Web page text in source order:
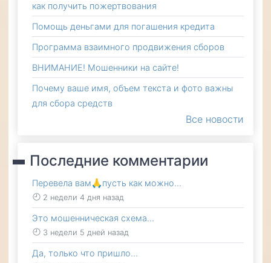
как получить пожертвования
Помощь деньгами для погашения кредита
Программа взаимного продвижения сборов
ВНИМАНИЕ! Мошенники на сайте!
Почему ваше имя, объем текста и фото важны
для сбора средств
Все новости
Последние комментарии
Перевела вам🙏пусть как можно…
2 недели 4 дня назад
Это мошенническая схема…
3 недели 5 дней назад
Да, только что пришло…